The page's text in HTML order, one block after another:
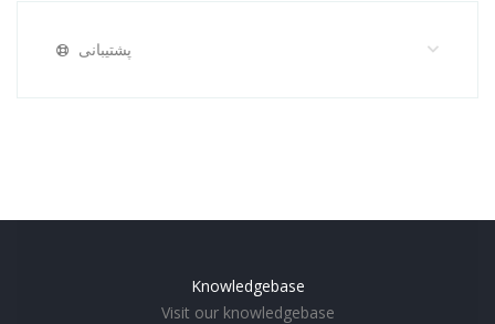
پشتیبانی
Knowledgebase
Visit our knowledgebase